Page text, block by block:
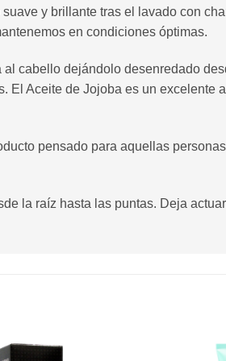
y brillante tras el lavado con
en condiciones óptimas.
cabello dejándolo desenredado
El Aceite de Jojoba es un
pensado para aquellas
la raíz hasta las puntas. Deja